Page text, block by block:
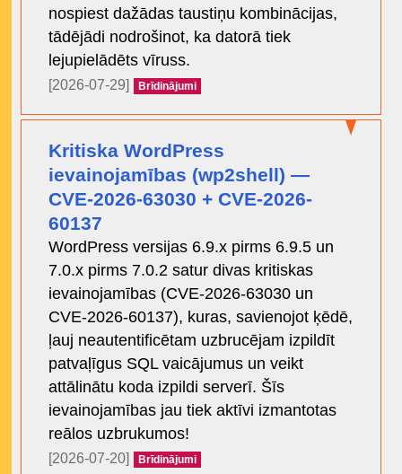
nospiest dažādas taustiņu kombinācijas,
tādējādi nodrošinot, ka datorā tiek
lejupielādēts vīruss.
[2026-07-29] Brīdinājumi
Kritiska WordPress
ievainojamības (wp2shell) —
CVE-2026-63030 + CVE-2026-
60137
WordPress versijas 6.9.x pirms 6.9.5 un
7.0.x pirms 7.0.2 satur divas kritiskas
ievainojamības (CVE-2026-63030 un
CVE-2026-60137), kuras, savienojot ķēdē,
ļauj neautentificētam uzbrucējam izpildīt
patvaļīgus SQL vaicājumus un veikt
attālinātu koda izpildi serverī. Šīs
ievainojamības jau tiek aktīvi izmantotas
reālos uzbrukumos!
[2026-07-20] Brīdinājumi